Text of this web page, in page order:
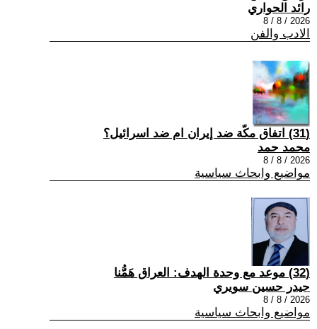
رائد الحواري
2026 / 8 / 8
الادب والفن
(31) اتفاق مكّة ضد إيران ام ضد اسرائيل؟
محمد حمد
2026 / 8 / 8
مواضيع وابحاث سياسية
(32) موعد مع وحدة الهدف: العراق هَمُّنا
حيدر حسين سويري
2026 / 8 / 8
مواضيع وابحاث سياسية